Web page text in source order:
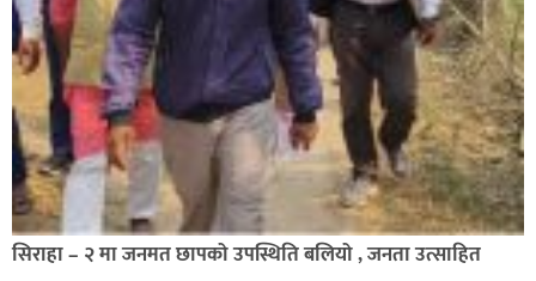
सिराहा – २ मा जनमत छापको उपस्थिति बलियो , जनता उत्साहित